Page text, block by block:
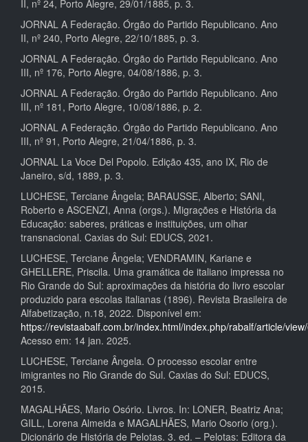
II, nº 24, Porto Alegre, 29/01/1885, p. 3.
JORNAL A Federação. Órgão do Partido Republicano. Ano
II, nº 240, Porto Alegre, 22/10/1885, p. 3.
JORNAL A Federação. Órgão do Partido Republicano. Ano
III, nº 176, Porto Alegre, 04/08/1886, p. 3.
JORNAL A Federação. Órgão do Partido Republicano. Ano
III, nº 181, Porto Alegre, 10/08/1886, p. 2.
JORNAL A Federação. Órgão do Partido Republicano. Ano
III, nº 91, Porto Alegre, 21/04/1886, p. 3.
JORNAL La Voce Del Popolo. Edição 435, ano IX, Rio de
Janeiro, s/d, 1889, p. 3.
LUCHESE, Terciane Ângela; BARAUSSE, Alberto; SANI,
Roberto e ASCENZI, Anna (orgs.). Migrações e História da
Educação: saberes, práticas e instituições, um olhar
transnacional. Caxias do Sul: EDUCS, 2021.
LUCHESE, Terciane Ângela; VENDRAMIN, Kariane e
GHELLERE, Priscila. Uma gramática de italiano impressa no
Rio Grande do Sul: aproximações da história do livro escolar
produzido para escolas italianas (1896). Revista Brasileira de
Alfabetização, n.18, 2022. Disponível em:
https://revistaabalf.com.br/index.html/index.php/rabalf/article/
Acesso em: 14 jan. 2025.
LUCHESE, Terciane Ângela. O processo escolar entre
imigrantes no Rio Grande do Sul. Caxias do Sul: EDUCS,
2015.
MAGALHÃES, Mario Osório. Livros. In: LONER, Beatriz Ana;
GILL, Lorena Almeida e MAGALHÃES, Mario Osorio (org.).
Dicionário de História de Pelotas. 3. ed. – Pelotas: Editora da